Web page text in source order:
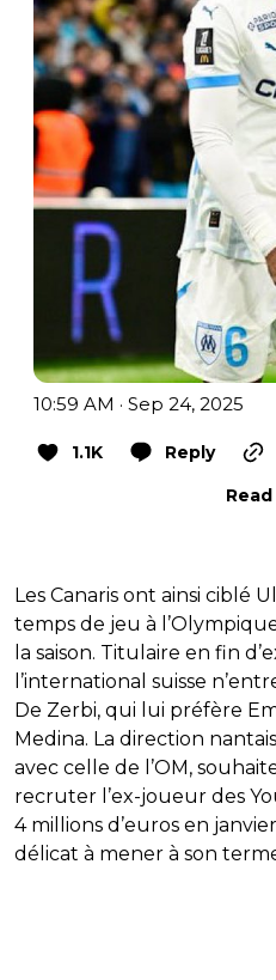
10:59 AM · Sep 24, 2025
1.1K Reply
Les Canaris ont ainsi ciblé
temps de jeu à
la saison. Titulaire en fin
l’international suisse
De Zerbi, qui lui préfère
Medina. La direction
avec celle de l’OM,
recruter l’ex-joueur des
4 millions d’euros en
délicat à mener à son